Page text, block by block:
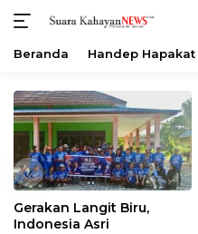
konten
Beranda Handep Hapakat
«
Gerakan Langit Biru,
Indonesia Asri